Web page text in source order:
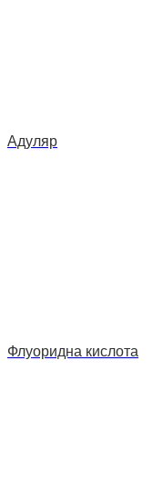
Адуляр
Флуоридна кислота